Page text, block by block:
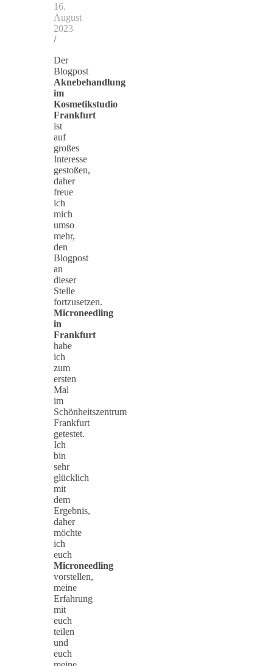
16.
August
2023
/
Der
Blogpost
Aknebehandlung
im
Kosmetikstudio
Frankfurt
ist
auf
großes
Interesse
gestoßen,
daher
freue
ich
mich
umso
mehr,
den
Blogpost
an
dieser
Stelle
fortzusetzen.
Microneedling
in
Frankfurt
habe
ich
zum
ersten
Mal
im
Schönheitszentrum
Frankfurt
getestet.
Ich
bin
sehr
glücklich
mit
dem
Ergebnis,
daher
möchte
ich
euch
Microneedling
vorstellen,
meine
Erfahrung
mit
euch
teilen
und
euch